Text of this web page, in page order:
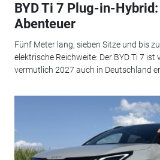
BYD Ti 7 Plug-in-
Abenteuer
Fünf Meter lang, sieben Sitze und bis
elektrische Reichweite: Der BYD Ti 7
vermutlich 2027 auch in Deutschland